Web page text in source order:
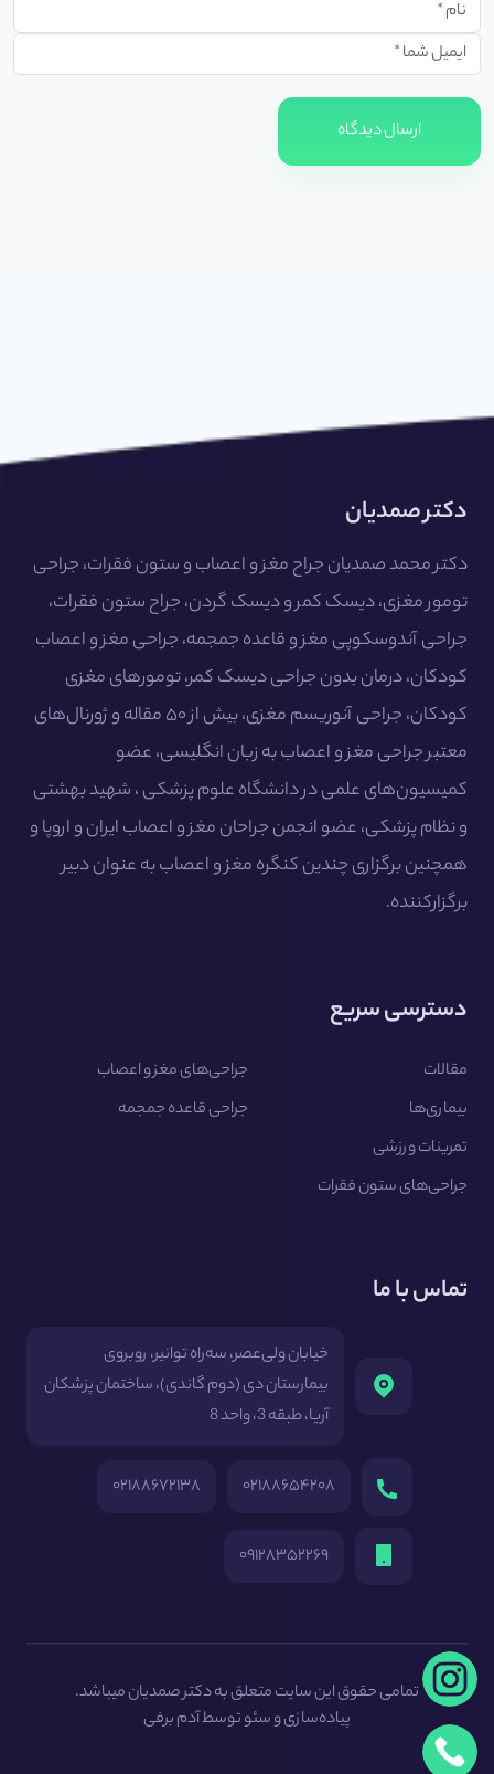
ارسال دیدگاه
دکتر صمدیان
دکتر محمد صمدیان جراح مغز و اعصاب و ستون فقرات، جراحی
تومور مغزی، دیسک کمر و دیسک گردن، جراح ستون فقرات،
جراحی آندوسکوپی مغز و قاعده جمجمه، جراحی مغز و اعصاب
کودکان، درمان بدون جراحی دیسک کمر، تومورهای مغزی
کودکان، جراحی آنوریسم مغزی، بیش از ۵۰ مقاله و ژورنال‌های
معتبر جراحی مغز و اعصاب به زبان انگلیسی، عضو
کمیسیون‌های علمی در دانشگاه علوم پزشکی ، شهید بهشتی
و نظام پزشکی، عضو انجمن جراحان مغز و اعصاب ایران و اروپا و
همچنین برگزاری چندین کنگره مغز و اعصاب به عنوان دبیر
برگزارکننده.
دسترسی سریع
مقالات
بیماری‌ها
تمرینات ورزشی
جراحی‌های ستون فقرات
جراحی‌های مغز و اعصاب
جراحی قاعده جمجمه
تماس با ما
خیابان ولی‌عصر، سه‌راه توانیر، روبروی
بیمارستان دی (دوم گاندی)، ساختمان پزشکان
آریا، طبقه 3، واحد 8
۰۲۱۸۸۶۵۴۲۰۸ ۰۲۱۸۸۶۷۲۱۳۸
۰۹۱۲۸۳۵۲۲۶۹
تمامی حقوق این سایت متعلق به دکتر صمدیان میباشد.
پیاده‌سازی و سئو توسطآدم برفی